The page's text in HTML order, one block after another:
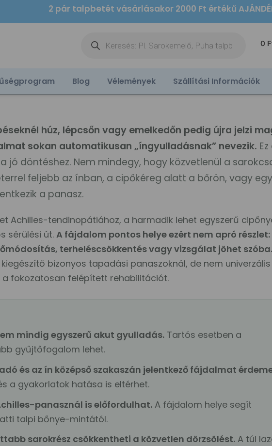
2 pár talpbetét vásárlásakor 2000 Ft értékű
0
Blog Vélemények Szállítási Információk
húz, lépcsőn vagy emelkedőn pedig újra jelzi
sokan automatikusan „íngyulladásnak” nevezik.
jó döntéshez. Nem mindegy, hogy közvetlenül a
feljebb az ínban, a cipőkéreg alatt a bőrön, vagy egy
a panasz.
Achilles-tendinopátiához, a harmadik lehet egyszerű
sérülési út.A fájdalom pontos helye ezért nem apró részlet:
terheléscsökkentés vagy vizsgálat jöhet szóba.
bizonyos tapadási panaszoknál, de nem univerzális
a fokozatosan felépített rehabilitációt.
mindig egyszerű akut gyulladás. Tartós esetben a
gyűjtőfogalom lehet.
és az ín középső szakaszán jelentkező fájdalmat
a gyakorlatok hatása is eltérhet.
panasznál is előfordulhat. A fájdalom helye segít
talpi bőnye-mintától.
sarokrész csökkentheti a közvetlen dörzsölést. A túl